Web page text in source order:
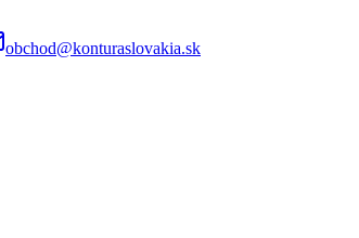
obchod@konturaslovakia.sk